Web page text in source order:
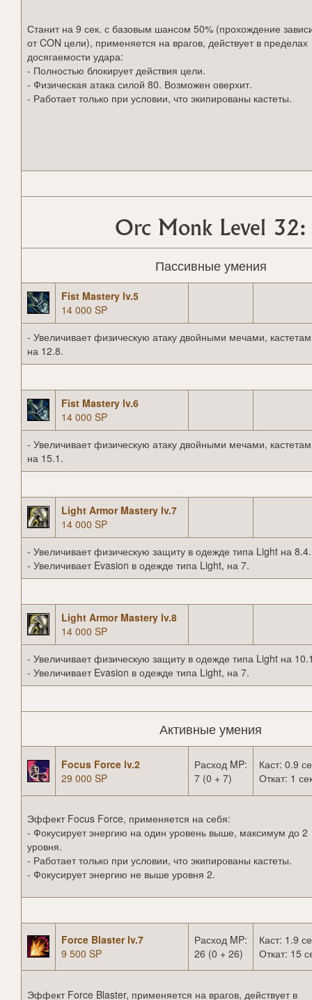
Станит на 9 сек. с базовым шансом 50% (прохождение
от CON цели), применяется на врагов, действует в пределах
досягаемости удара:
- Полностью блокирует действия цели.
- Физическая атака силой 80. Возможен оверхит.
- Работает только при условии, что экипированы кастеты.
Orc Monk Level 32:
Пассивные умения
Fist Mastery lv.5
14 000 SP
- Увеличивает физическую атаку двойными мечами,
на 12.8.
Fist Mastery lv.6
14 000 SP
- Увеличивает физическую атаку двойными мечами,
на 15.1.
Light Armor Mastery lv.7
14 000 SP
- Увеличивает физическую защиту в одежде типа Light на 8.4.
- Увеличивает Evasion в одежде типа Light, на 7.
Light Armor Mastery lv.8
14 000 SP
- Увеличивает физическую защиту в одежде типа Light на
- Увеличивает Evasion в одежде типа Light, на 7.
Активные умения
Focus Force lv.2
29 000 SP
Расход MP:
7 (0 + 7)
Каст: 0.9
Откат: 1
Эффект Focus Force, применяется на себя:
- Фокусирует энергию на один уровень выше, максимум до 2
уровня.
- Работает только при условии, что экипированы кастеты.
- Фокусирует энергию не выше уровня 2.
Force Blaster lv.7
9 500 SP
Расход MP:
26 (0 + 26)
Каст: 1.9
Откат: 15
Эффект Force Blaster, применяется на врагов, действует в